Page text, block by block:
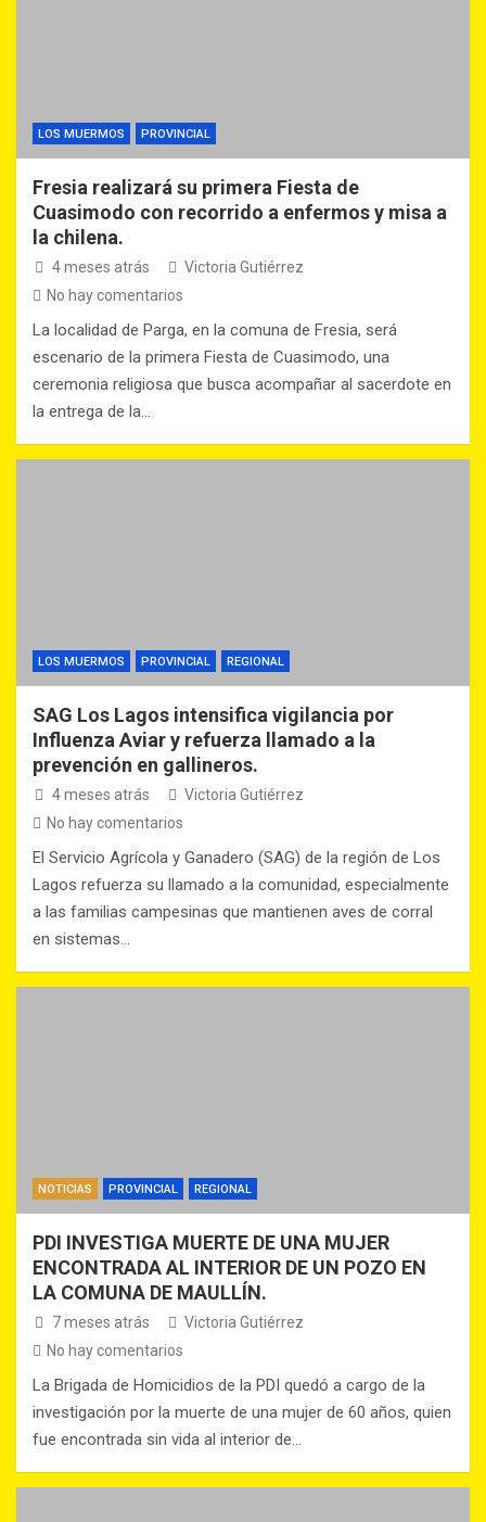
LOS MUERMOS PROVINCIAL
Fresia realizará su primera Fiesta de
Cuasimodo con recorrido a enfermos y misa a
la chilena.
4 meses atrás
Victoria Gutiérrez
No hay comentarios
La localidad de Parga, en la comuna de Fresia, será
escenario de la primera Fiesta de Cuasimodo, una
ceremonia religiosa que busca acompañar al sacerdote en
la entrega de la…
LOS MUERMOS PROVINCIAL REGIONAL
SAG Los Lagos intensifica vigilancia por
Influenza Aviar y refuerza llamado a la
prevención en gallineros.
4 meses atrás
Victoria Gutiérrez
No hay comentarios
El Servicio Agrícola y Ganadero (SAG) de la región de Los
Lagos refuerza su llamado a la comunidad, especialmente
a las familias campesinas que mantienen aves de corral
en sistemas…
NOTICIAS PROVINCIAL REGIONAL
PDI INVESTIGA MUERTE DE UNA MUJER
ENCONTRADA AL INTERIOR DE UN POZO EN
LA COMUNA DE MAULLÍN.
7 meses atrás
Victoria Gutiérrez
No hay comentarios
La Brigada de Homicidios de la PDI quedó a cargo de la
investigación por la muerte de una mujer de 60 años, quien
fue encontrada sin vida al interior de…